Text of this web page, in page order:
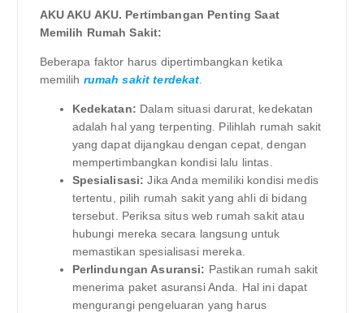
AKU AKU AKU. Pertimbangan Penting Saat
Memilih Rumah Sakit:
Beberapa faktor harus dipertimbangkan ketika
memilih rumah sakit terdekat
Kedekatan: Dalam situasi darurat, kedekatan
adalah hal yang terpenting. Pilihlah rumah sakit
yang dapat dijangkau dengan cepat, dengan
mempertimbangkan kondisi lalu lintas.
Spesialisasi: Jika Anda memiliki kondisi medis
tertentu, pilih rumah sakit yang ahli di bidang
tersebut. Periksa situs web rumah sakit atau
hubungi mereka secara langsung untuk
memastikan spesialisasi mereka.
Perlindungan Asuransi: Pastikan rumah sakit
menerima paket asuransi Anda. Hal ini dapat
mengurangi pengeluaran yang harus